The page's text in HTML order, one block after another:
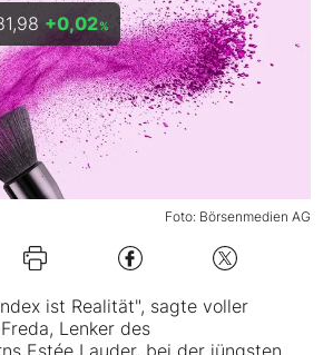
Foto: Börsenmedien AG
+0,02%
ist Rea­lität", sagte voller
Lenker des